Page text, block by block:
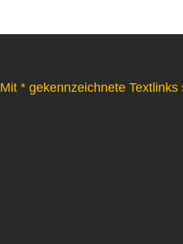
Mit * gekennzeichnete